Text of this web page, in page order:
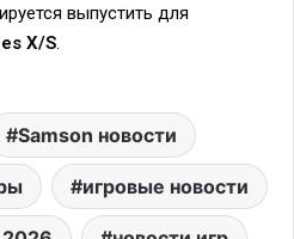
выпустить для
X/S
Samson новости
игровые новости